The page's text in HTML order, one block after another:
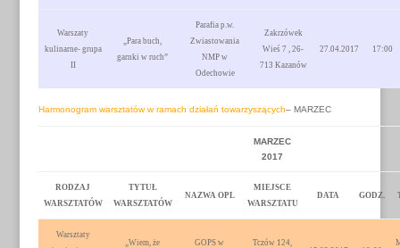
Warszaty
kulinarne- grupa
II
„Para buch,
garnki w ruch”
Parafia p.w.
Zwiastowania
NMP w
Odechowie
Zakrzówek
Wieś 7 , 26-
713 Kazanów
27.04.2017 17:00
Harmonogram warsztatów w ramach działań towarzyszących– MARZEC
MARZEC
2017
RODZAJ
WARSZTATÓW
TYTUŁ
WARSZTATÓW
NAZWA OPL
MIEJSCE
WARSZTATU
DATA GODZ.
Warsztaty
„Wiem, że
GOPS w
Tczów 124,